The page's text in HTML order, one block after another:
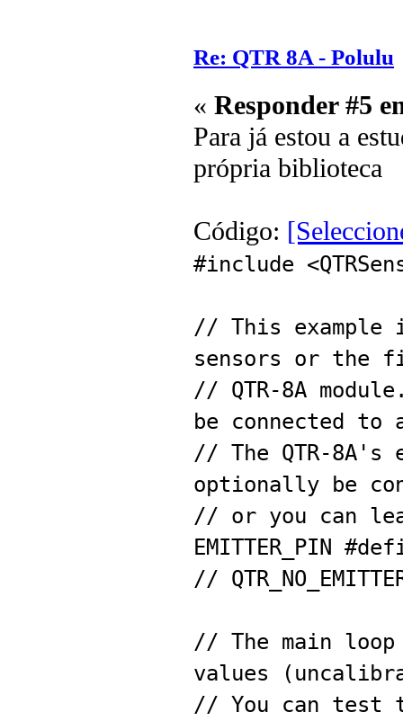
Re: QTR 8A - Polulu
« Responder #5
Para já estou a
própria biblioteca
Código:
#include
// This example
sensors or the
// QTR-8A
be connected
// The QTR-8A's
optionally be
// or you can
EMITTER_PIN
//
// The main loop
values
// You can test